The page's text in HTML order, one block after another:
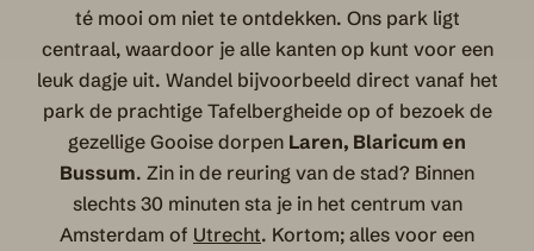
té mooi om niet te ontdekken. Ons park ligt
centraal, waardoor je alle kanten op kunt voor een
leuk dagje uit. Wandel bijvoorbeeld direct vanaf het
park de prachtige Tafelbergheide op of bezoek de
gezellige Gooise dorpen Laren, Blaricum en
Bussum. Zin in de reuring van de stad? Binnen
slechts 30 minuten sta je in het centrum van
Amsterdam of Utrecht. Kortom; alles voor een